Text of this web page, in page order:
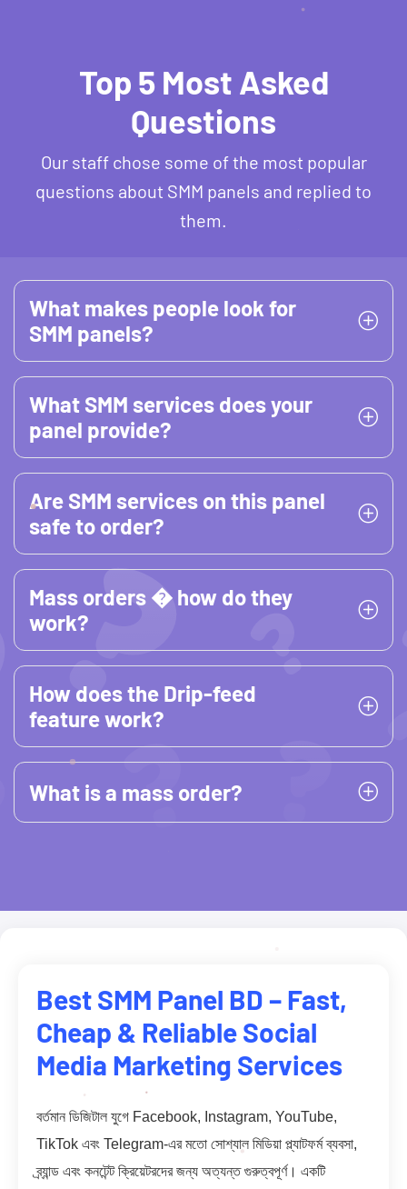
Top 5 Most Asked
Questions
Our staff chose some of the most popular
questions about SMM panels and replied to
them.
What makes people look for
SMM panels?
What SMM services does your
panel provide?
Are SMM services on this panel
safe to order?
Mass orders � how do they
work?
How does the Drip-feed
feature work?
What is a mass order?
Best SMM Panel BD – Fast,
Cheap & Reliable Social
Media Marketing Services
বর্তমান ডিজিটাল যুগে Facebook, Instagram, YouTube,
TikTok এবং Telegram-এর মতো সোশ্যাল মিডিয়া প্ল্যাটফর্ম ব্যবসা,
ব্র্যান্ড এবং কনটেন্ট ক্রিয়েটরদের জন্য অত্যন্ত গুরুত্বপূর্ণ। একটি